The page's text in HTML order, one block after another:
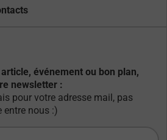
événement ou bon plan,
newsletter :
pour votre adresse mail, pas
entre nous :)